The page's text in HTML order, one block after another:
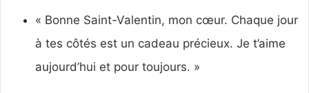
« Bonne Saint-Valentin, mon cœur. Chaque jour
à tes côtés est un cadeau précieux. Je t’aime
aujourd’hui et pour toujours. »